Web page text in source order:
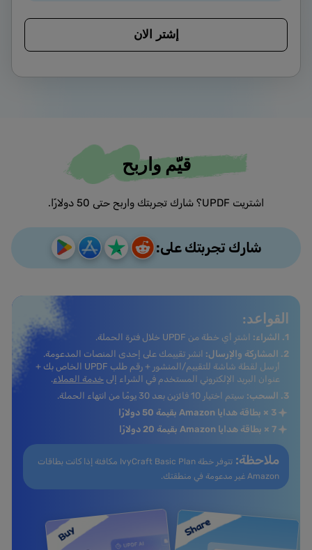
إشتر الان
قيّم واربح
اشتريت UPDF؟ شارك تجربتك واربح حتى 50 دولارًا.
شارك تجربتك على:
القواعد:
1. الشراء:
اشترِ أي خطة من UPDF خلال فترة الحملة.
2. المشاركة والإرسال:
انشر تقييمك على إحدى المنصات المدعومة.
أرسل لقطة شاشة للتقييم/المنشور + رقم طلب UPDF الخاص بك +
عنوان البريد الإلكتروني المستخدم في الشراء إلى خدمة العملاء.
3. السحب:
سيتم اختيار 10 فائزين بعد 30 يومًا من انتهاء الحملة.
3 × بطاقة هدايا Amazon بقيمة 50 دولارًا
7 × بطاقة هدايا Amazon بقيمة 20 دولارًا
ملاحظة: تتوفر خطة IvyCraft Basic Plan مكافئة إذا كانت
بطاقات
Amazon غير مدعومة في منطقتك.